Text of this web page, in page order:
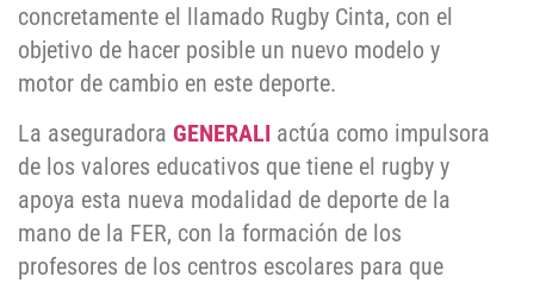
concretamente el llamado Rugby Cinta, con el
objetivo de hacer posible un nuevo modelo y
motor de cambio en este deporte.
La aseguradora GENERALI actúa como impulsora
de los valores educativos que tiene el rugby y
apoya esta nueva modalidad de deporte de la
mano de la FER, con la formación de los
profesores de los centros escolares para que